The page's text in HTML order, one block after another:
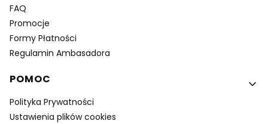
FAQ
Promocje
Formy Płatności
Regulamin Ambasadora
POMOC
Polityka Prywatności
Ustawienia plików cookies